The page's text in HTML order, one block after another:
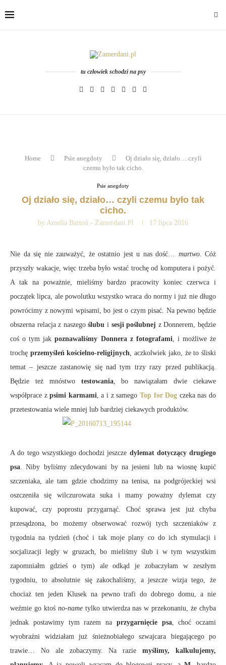
tu człowiek schodzi na psy
Home Psie anegdoty
Oj działo się, działo… czyli
czemu było tak cicho.
Psie anegdoty
Oj działo się, działo… czyli czemu było tak
cicho.
by Amelia Bartoń - Zamerdani.pl 17 lipca 2016
Nie da się nie zauważyć, że ostatnio jest u nas dość… martwo. Cóż
przyszły wakacje, więc trzeba było wstać trochę od komputera i pożyć.
A tak na poważnie, mieliśmy bardzo pracowity koniec czerwca i
początek lipca, ale powolutku wszystko wraca do normy i już nie długo
powrócimy z nowymi wpisami, bo jest o czym pisać. Na pewno będzie
obszerna relacja z naszegoślubu i sesji poślubnej z Donnerem, będzie
coś o tym jakpoznawaliśmy Donnera z fotografami, i możliwe że
trochę przemyśleń kościelno-religijnych, aczkolwiek jako, że to śliski
temat – jeszcze zastanowię się nad tym trzy razy przed publikacją.
Będzie też mnóstwo testowania, bo nawiązałam dwie ciekawe
współprace zpsimi karmami, a i z samego Top for Dog czeka nas do
przetestowania wiele mniej lub bardziej ciekawych produktów.
A do tego wszystkiego dochodzi jeszcze dylemat dotyczący drugiego
psa. Niby byliśmy zdecydowani by na jesieni lub na wiosnę kupić
szczeniaka, ale tam gdzie chodzimy na tenisa, na podgrójeckiej wsi
oszczeniła się wilczurowata suka i mamy poważny dylemat czy
kupować, czy poprostu przygarnąć. Choć sprawa jest już chyba
przesądzona, bo możemy obserwować rozwój tych szczeniaków z
tygodnia na tydzień (choć i tak moje plany co do ich stymulacji i
socjalizacji legły w gruzach, bo mieliśmy ślub i w tym wszystkim
zapomniałm gdzieś o tym) ale odkąd je zobaczyłam w zeszłym
tygodniu, to absolutnie się zakochaliśmy, a jeszcze wizja tego, że
chociaż ten jeden Klusek na pewno trafi do dobrego domu, a nie
weźmie go ktoś no-nametylko utwierdza nas w przekonaniu, że chyba
jednak postawimy tym razem na przygarnięcie psa, choć oczami
wyobraźni widziałam już śnieżnobiałego szwajcara biegającego po
trawie… No ale zobaczymy. Na raziemyślimy, kalkulujemy,